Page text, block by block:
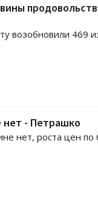
возобновили 469
нет - Петрашко
нет, роста цен по